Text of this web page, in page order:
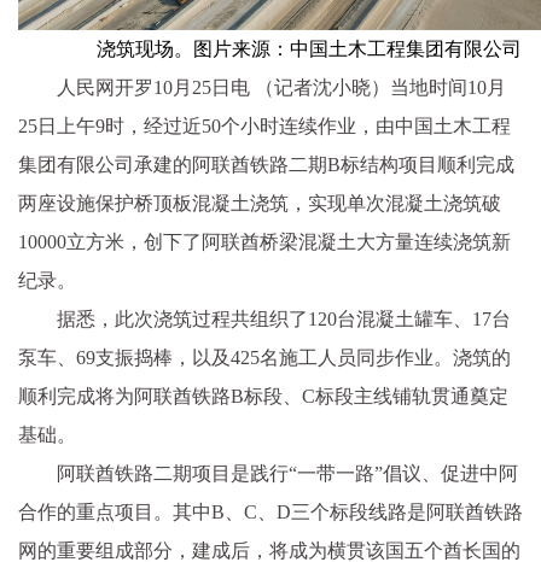
浇筑现场。图片来源：中国土木工程集团有限公司
人民网开罗10月25日电 （记者沈小晓）当地时间10月
25日上午9时，经过近50个小时连续作业，由中国土木工程
集团有限公司承建的阿联酋铁路二期B标结构项目顺利完成
两座设施保护桥顶板混凝土浇筑，实现单次混凝土浇筑破
10000立方米，创下了阿联酋桥梁混凝土大方量连续浇筑新
纪录。
据悉，此次浇筑过程共组织了120台混凝土罐车、17台
泵车、69支振捣棒，以及425名施工人员同步作业。浇筑的
顺利完成将为阿联酋铁路B标段、C标段主线铺轨贯通奠定
基础。
阿联酋铁路二期项目是践行“一带一路”倡议、促进中阿
合作的重点项目。其中B、C、D三个标段线路是阿联酋铁路
网的重要组成部分，建成后，将成为横贯该国五个酋长国的